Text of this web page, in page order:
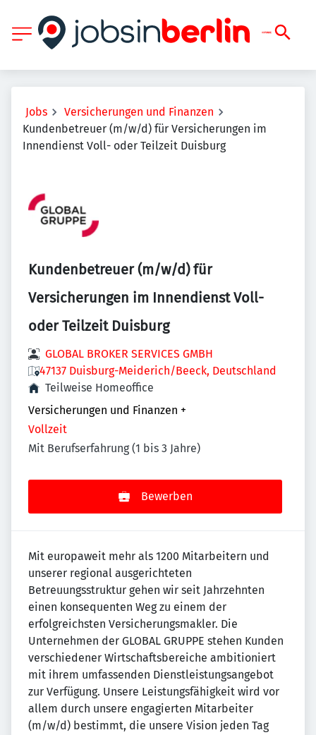
Jobs
Versicherungen und Finanzen
Kundenbetreuer (m/w/d) für Versicherungen im
Innendienst Voll- oder Teilzeit Duisburg
Kundenbetreuer (m/w/d) für
Versicherungen im Innendienst Voll-
oder Teilzeit Duisburg
GLOBAL BROKER SERVICES GMBH
47137 Duisburg-Meiderich/Beeck, Deutschland
Teilweise Homeoffice
Versicherungen und Finanzen +
Vollzeit
Mit Berufserfahrung (1 bis 3 Jahre)
Bewerben
Mit europaweit mehr als 1200 Mitarbeitern und
unserer regional ausgerichteten
Betreuungsstruktur gehen wir seit Jahrzehnten
einen konsequenten Weg zu einem der
erfolgreichsten Versicherungsmakler. Die
Unternehmen der GLOBAL GRUPPE stehen Kunden
verschiedener Wirtschaftsbereiche ambitioniert
mit ihrem umfassenden Dienstleistungsangebot
zur Verfügung. Unsere Leistungsfähigkeit wird vor
allem durch unsere engagierten Mitarbeiter
(m/w/d) bestimmt, die unsere Vision jeden Tag